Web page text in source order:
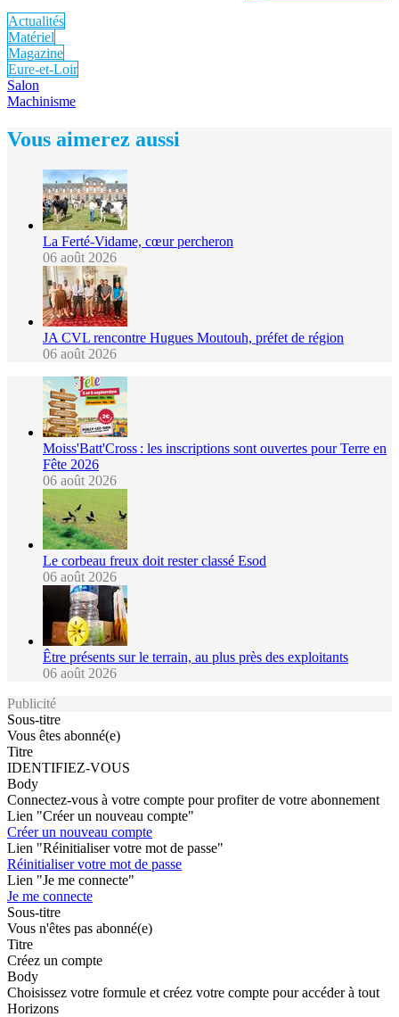
Actualités
Matériel
Magazine
Eure-et-Loir
Salon
Machinisme
Vous aimerez aussi
La Ferté-Vidame, cœur percheron
06 août 2026
JA CVL rencontre Hugues Moutouh, préfet de région
06 août 2026
Moiss'Batt'Cross : les inscriptions sont ouvertes pour Terre en
Fête 2026
06 août 2026
Le corbeau freux doit rester classé Esod
06 août 2026
Être présents sur le terrain, au plus près des exploitants
06 août 2026
Publicité
Sous-titre
Vous êtes abonné(e)
Titre
IDENTIFIEZ-VOUS
Body
Connectez-vous à votre compte pour profiter de votre abonnement
Lien "Créer un nouveau compte"
Créer un nouveau compte
Lien "Réinitialiser votre mot de passe"
Réinitialiser votre mot de passe
Lien "Je me connecte"
Je me connecte
Sous-titre
Vous n'êtes pas abonné(e)
Titre
Créez un compte
Body
Choisissez votre formule et créez votre compte pour accéder à tout
Horizons